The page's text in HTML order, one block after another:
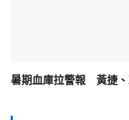
暑期血庫拉警報 黃捷、